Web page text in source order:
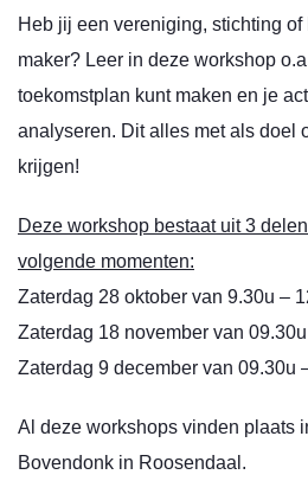
Heb jij een vereniging, stichting
maker? Leer in deze workshop
toekomstplan kunt maken en je
analyseren. Dit alles met als doel
krijgen!
Deze workshop bestaat uit 3
volgende momenten:
Zaterdag 28 oktober van 9.30u –
Zaterdag 18 november van
Zaterdag 9 december van 09.30u
Al deze workshops vinden plaats
Bovendonk in Roosendaal.